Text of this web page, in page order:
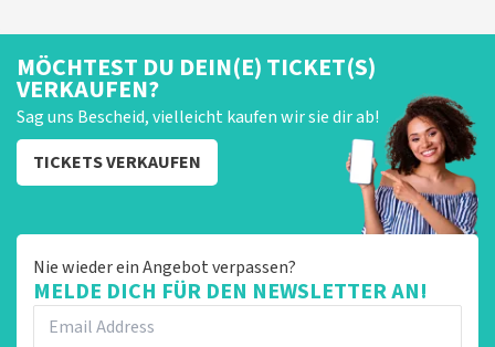
MÖCHTEST DU DEIN(E) TICKET(S)
VERKAUFEN?
Sag uns Bescheid, vielleicht kaufen wir sie dir ab!
TICKETS VERKAUFEN
Nie wieder ein Angebot verpassen?
MELDE DICH FÜR DEN NEWSLETTER AN!